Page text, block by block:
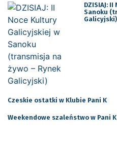
DZISIAJ:
Sanoku
Galicyjski)
Czeskie ostatki w Klubie Pani K
Weekendowe szaleństwo w Pani K